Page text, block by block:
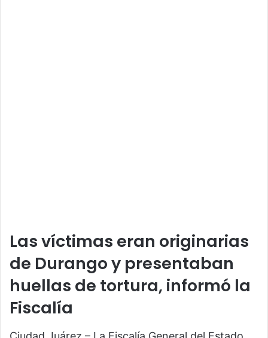
Las víctimas eran originarias
de Durango y presentaban
huellas de tortura, informó la
Fiscalía